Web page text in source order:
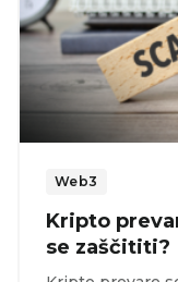
Web3
Kripto
se zaščititi?